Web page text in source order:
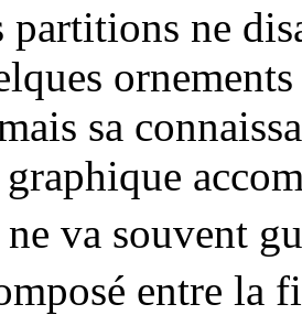
partitions ne
sa
ne va souvent
entre la